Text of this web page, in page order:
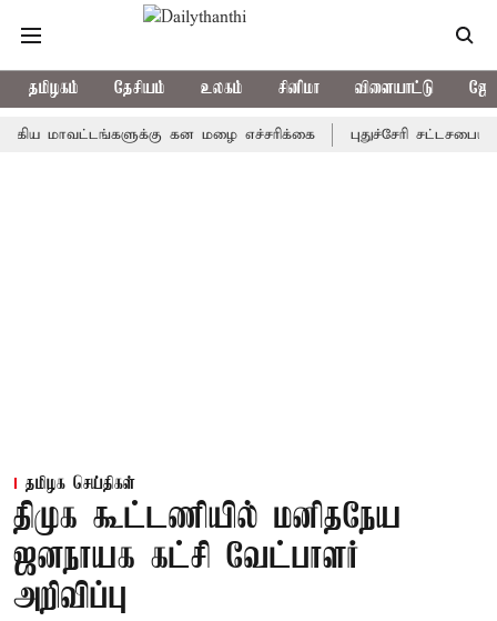
தமிழகம் தேசியம் உலகம் சினிமா விளையாட்டு
கன மழை எச்சரிக்கை புதுச்சேரி சட்டசபையில்
தமிழக செய்திகள்
திமுக கூட்டணியில் மனிதநேய
ஜனநாயக கட்சி வேட்பாளர்
அறிவிப்பு